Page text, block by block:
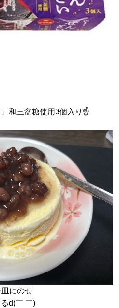
和三盆糖使用3個入り☝️
にのせ
d(￣ ￣)